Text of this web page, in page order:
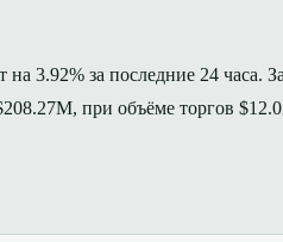
3.92% за последние 24 часа.
при объёме торгов